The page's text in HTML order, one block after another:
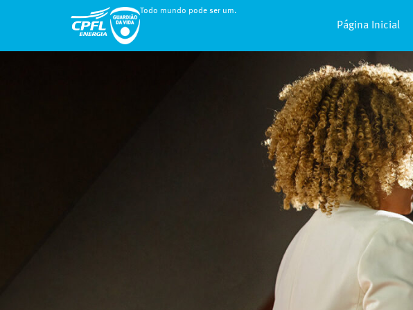
Todo mundo pode ser um.
Página Inicial